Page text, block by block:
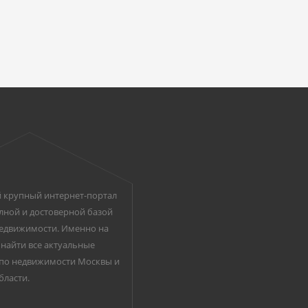
интернет-портал
и достоверной базой
Именно на
все актуальные
недвижимости Москвы и